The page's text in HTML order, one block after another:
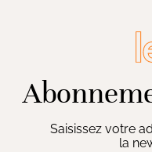
Saisissez votre
la